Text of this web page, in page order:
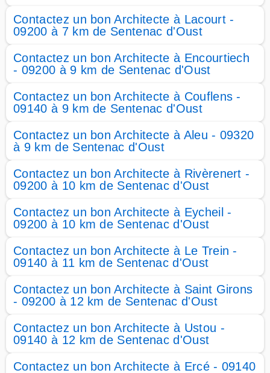
Contactez un bon Architecte à Lacourt -
09200 à 7 km de Sentenac d'Oust
Contactez un bon Architecte à Encourtiech
- 09200 à 9 km de Sentenac d'Oust
Contactez un bon Architecte à Couflens -
09140 à 9 km de Sentenac d'Oust
Contactez un bon Architecte à Aleu - 09320
à 9 km de Sentenac d'Oust
Contactez un bon Architecte à Rivèrenert -
09200 à 10 km de Sentenac d'Oust
Contactez un bon Architecte à Eycheil -
09200 à 10 km de Sentenac d'Oust
Contactez un bon Architecte à Le Trein -
09140 à 11 km de Sentenac d'Oust
Contactez un bon Architecte à Saint Girons
- 09200 à 12 km de Sentenac d'Oust
Contactez un bon Architecte à Ustou -
09140 à 12 km de Sentenac d'Oust
Contactez un bon Architecte à Ercé - 09140